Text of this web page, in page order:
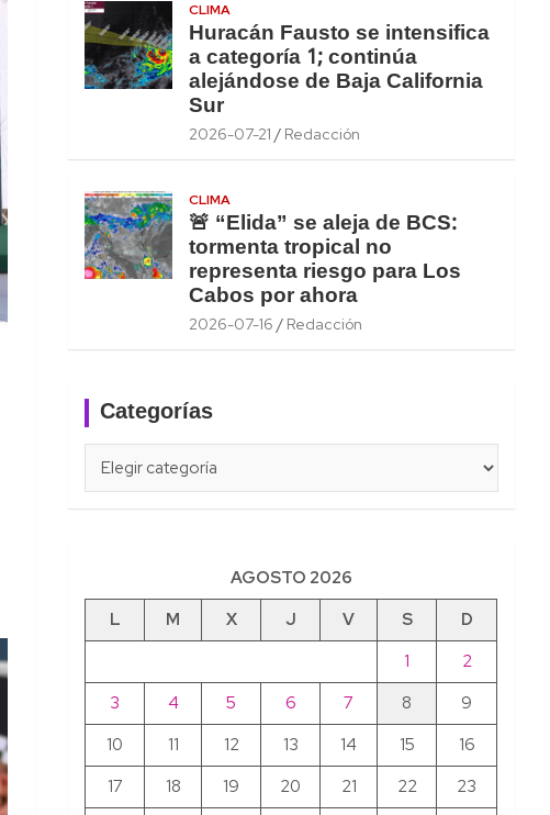
CLIMA
Huracán Fausto se intensifica
a categoría 1; continúa
alejándose de Baja California
Sur
2026-07-21 Redacción
CLIMA
🚨 “Elida” se aleja de BCS:
tormenta tropical no
representa riesgo para Los
Cabos por ahora
2026-07-16 Redacción
Categorías
AGOSTO 2026
L
M X J V S
D
1
2
3
4 5 6 7 8
9
10
11 12 13 14 15
16
17
18 19 20 21 22
23